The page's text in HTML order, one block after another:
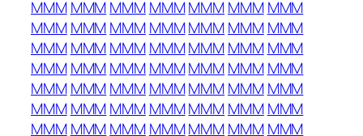
MMM MMMMMMMMMMMMMMM MMM
MMM MMMMMMMMMMMMMMM MMM
MMM MMMMMMMMMMMMMMM MMM
MMM MMMMMMMMMMMMMMM MMM
MMM MMMMMMMMMMMMMMM MMM
MMM MMMMMMMMMMMMMMM MMM
MMM MMMMMMMMMMMMMMM MMM